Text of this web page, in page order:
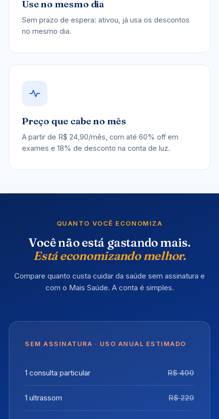
Use no mesmo dia
Sem prazo de espera: ativou, já usa os descontos
no mesmo dia.
Preço que cabe no mês
A partir de R$ 24,90/mês, com até 60% off em
exames e 18% de desconto na conta de luz.
QUANTO VOCÊ ECONOMIZA
Você não está gastando mais.
Está economizando melhor.
Compare quanto custa cuidar da saúde sem assinatura e
com o Mais Saúde. A conta é simples.
SEM ASSINATURA · USO ANUAL ESTIMADO
1 consulta particular R$ 400
1 ultrassom R$ 220